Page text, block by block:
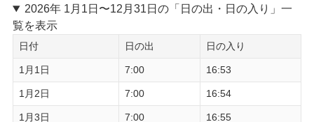
2026年 1月1日〜12月31日の「日の出・日の入り」一
覧を表示
日付 日の出 日の入り
1月1日 7:00 16:53
1月2日 7:00 16:54
1月3日 7:00 16:55